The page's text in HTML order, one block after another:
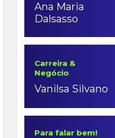
Ana Maria
Dalsasso
Carreira &
Negócio
Vanilsa Silvano
Para falar bem!